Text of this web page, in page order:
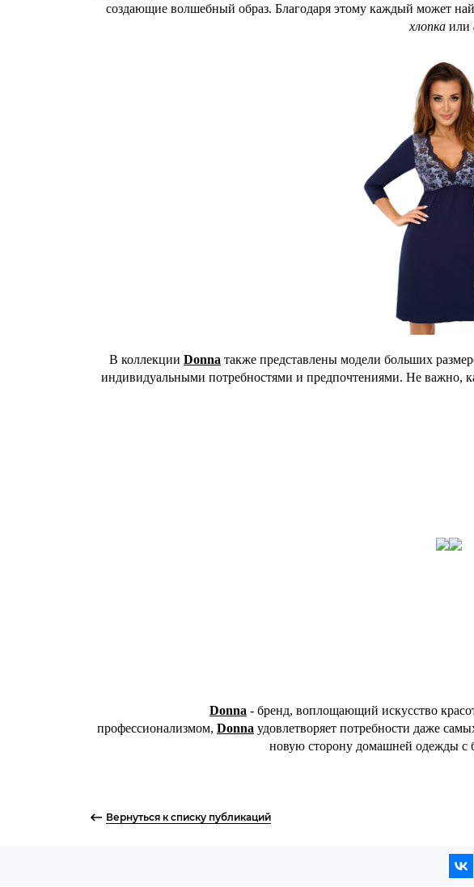
создающие волшебный образ. Благодаря этому каждый может
хлопкаили
В коллекции Donna также представлены модели больших
индивидуальными потребностями и предпочтениями. Не важно,
Donna - бренд, воплощающий искусство
профессионализмом, Donna удовлетворяет потребности даже
новую сторону домашней одежды с
Вернуться к списку публикаций